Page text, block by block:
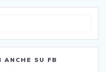
ANCHE SU FB